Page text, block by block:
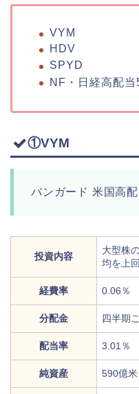
VYM
HDV
SPYD
NF・日経高配
①VYM
バンガード 米国高
投資内容
大型株
均を上
経費率 0.06％
分配金 四半期
配当率 3.01％
純資産 590億